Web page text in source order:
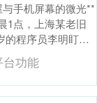
手机屏幕的微光**
1点，上海某老旧
的程序员李明盯着
摩挲着发烫的金
台功能
+1.42%